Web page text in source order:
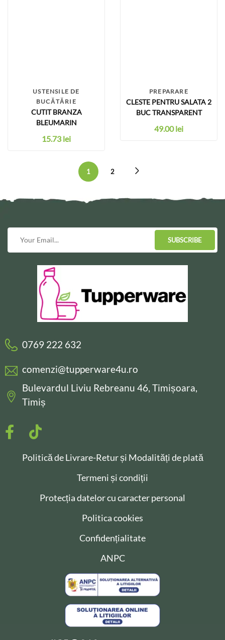
USTENSILE DE
BUCĂTĂRIE
CUTIT BRANZA
BLEUMARIN
15.73lei
PREPARARE
CLESTE PENTRU SALATA 2
BUC TRANSPARENT
49.00lei
1 2
SUBSCRIBE
0769 222 632
comenzi@tupperware4u.ro
Bulevardul Liviu Rebreanu 46, Timișoara,
Timiș
Politică de Livrare-Retur și Modalități de plată
Termeni și condiții
Protecția datelor cu caracter personal
Politica cookies
Confidențialitate
ANPC